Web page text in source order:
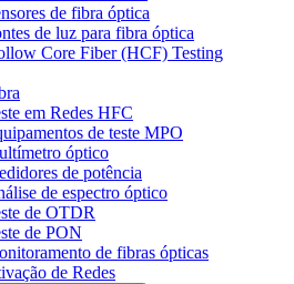
de fibra óptica
de luz para fibra óptica
Core Fiber (HCF) Testing
em Redes HFC
de teste MPO
óptico
de potência
de espectro óptico
de OTDR
de PON
de fibras ópticas
de Redes